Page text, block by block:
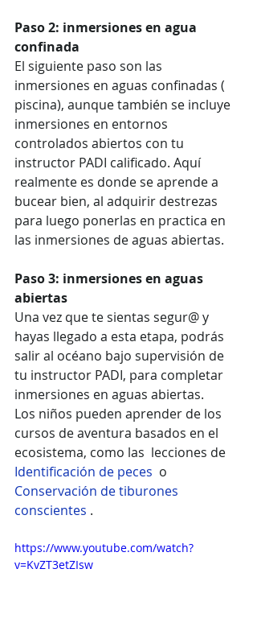
Paso 2: inmersiones en agua
confinada
El siguiente paso son las
inmersiones en aguas confinadas (
piscina), aunque también se incluye
inmersiones en entornos
controlados abiertos con tu
instructor PADI calificado. Aquí
realmente es donde se aprende a
bucear bien, al adquirir destrezas
para luego ponerlas en practica en
las inmersiones de aguas abiertas.
Paso 3: inmersiones en aguas
abiertas
Una vez que te sientas segur@ y
hayas llegado a esta etapa, podrás
salir al océano bajo supervisión de
tu instructor PADI, para completar
inmersiones en aguas abiertas.
Los niños pueden aprender de los
cursos de aventura basados ​​en el
ecosistema, como las  lecciones de
Identificación de peces o
Conservación de tiburones
conscientes .
https://www.youtube.com/watch?
v=KvZT3etZIsw